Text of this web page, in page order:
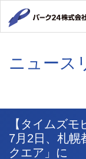
ニュース
【タイムズモ
7月2日、札幌
クエア」に